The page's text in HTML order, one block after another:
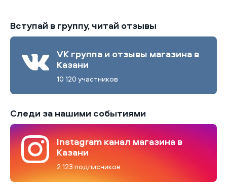
Вступай в группу, читай отзывы
VK группа и отзывы магазина в
Казани
10 120 участников
Следи за нашими событиями
Instagram канал магазина в
Казани
2 123 подписчиков